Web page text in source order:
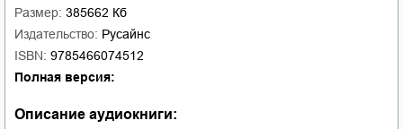
Размер: 385662 Кб
Издательство: Русайнс
ISBN: 9785466074512
Полная версия:
Описание аудиокниги: